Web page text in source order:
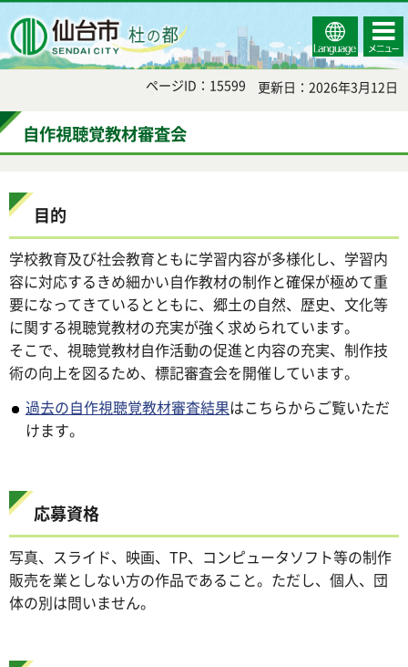
Select
Language
コンテ
ンツメ
ニュー
ページID：15599 更新日：2026年3月12日
自作視聴覚教材審査会
目的
学校教育及び社会教育ともに学習内容が多様化し、学習内
容に対応するきめ細かい自作教材の制作と確保が極めて重
要になってきているとともに、郷土の自然、歴史、文化等
に関する視聴覚教材の充実が強く求められています。
そこで、視聴覚教材自作活動の促進と内容の充実、制作技
術の向上を図るため、標記審査会を開催しています。
過去の自作視聴覚教材審査結果はこちらからご覧いただ
けます。
応募資格
写真、スライド、映画、TP、コンピュータソフト等の制作
販売を業としない方の作品であること。ただし、個人、団
体の別は問いません。